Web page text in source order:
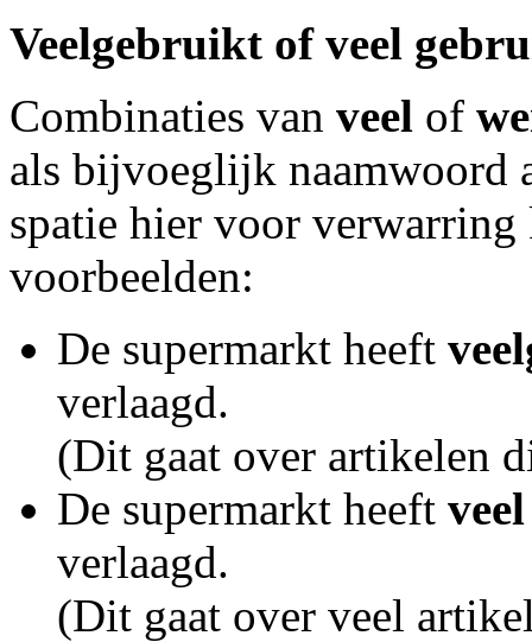
Veelgebruikt of veel
Combinaties van veel of
als bijvoeglijk naamwoord
spatie hier voor verwarring
voorbeelden:
De supermarkt heeft
verlaagd.
(Dit gaat over artikelen
De supermarkt heeft
verlaagd.
(Dit gaat over veel